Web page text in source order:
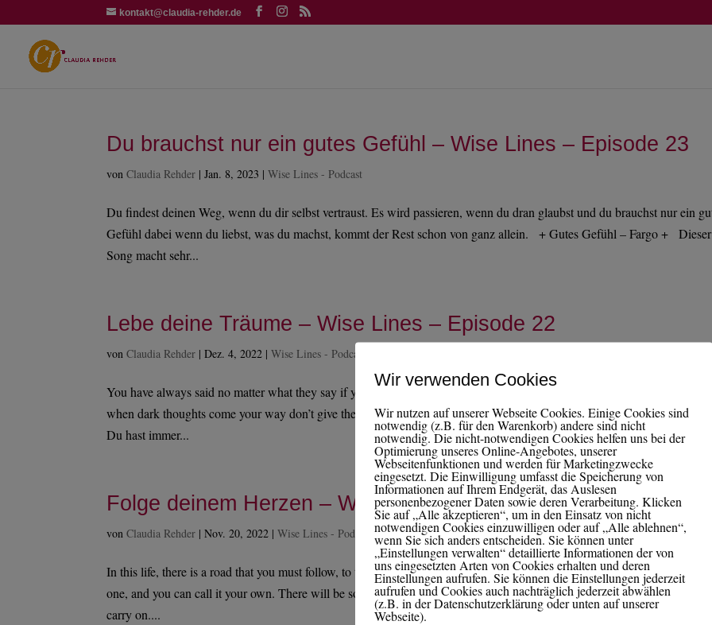
kontakt@claudia-rehder.de
Du brauchst nur ein gutes Gefühl – Wise Lines – Episode 23
vonClaudia Rehder |Jan. 8, 2023 |Wise Lines - Podcast
Du findest deinen Weg, wenn du dir selbst vertraust. Es wird passieren, wenn du dran glaubst und du brauchst nur ein
Gefühl dabei wenn du liebst, was du machst, kommt der Rest schon von ganz allein. + Gutes Gefühl – Fargo + Dieser
Song macht sehr...
Lebe deine Träume – Wise Lines – Episode 22
vonClaudia Rehder |Dez. 4, 2022 |Wise Lines - Podcast
You have always said no matter what they say if you wanna change then change everything in yourself you have always
when dark thoughts come your way don’t give them space just live your dreams live your life step by step dance your
Du hast immer...
Folge deinem Herzen – Wise Lines – Episode 21
vonClaudia Rehder |Nov. 20, 2022 |Wise Lines - Podcast
In this life, there is a road that you must follow, to the left or the right. One is wide but the other is hard and narrow, take
one, and you can call it your own. There will be so many voices trying to turn you round, Take a moment just to listen,
carry on....
Wir verwenden Cookies
Wir nutzen auf unserer Webseite Cookies. Einige Cookies sind
notwendig (z.B. für den Warenkorb) andere sind nicht
notwendig. Die nicht-notwendigen Cookies helfen uns bei der
Optimierung unseres Online-Angebotes, unserer
Webseitenfunktionen und werden für Marketingzwecke
eingesetzt. Die Einwilligung umfasst die Speicherung von
Informationen auf Ihrem Endgerät, das Auslesen
personenbezogener Daten sowie deren Verarbeitung. Klicken
Sie auf „Alle akzeptieren“, um in den Einsatz von nicht
notwendigen Cookies einzuwilligen oder auf „Alle ablehnen“,
wenn Sie sich anders entscheiden. Sie können unter
„Einstellungen verwalten“ detaillierte Informationen der von
uns eingesetzten Arten von Cookies erhalten und deren
Einstellungen aufrufen. Sie können die Einstellungen jederzeit
aufrufen und Cookies auch nachträglich jederzeit abwählen
(z.B. in der Datenschutzerklärung oder unten auf unserer
Webseite).